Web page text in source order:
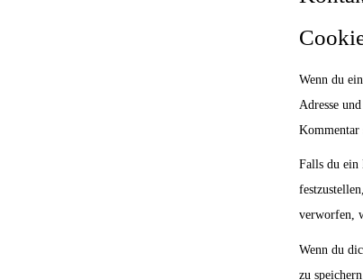
Wenn du
Adresse
Kommentar
Falls du ein
verworfen,
Wenn du
zu